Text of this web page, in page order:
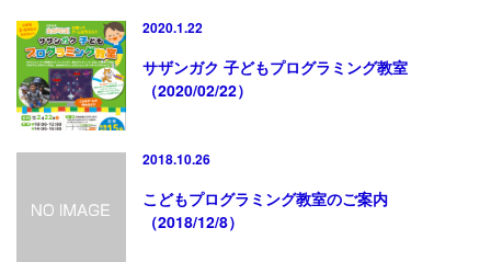
2020.1.22
サザンガク 子どもプログラミング教室
（2020/02/22）
2018.10.26
こどもプログラミング教室のご案内
（2018/12/8）